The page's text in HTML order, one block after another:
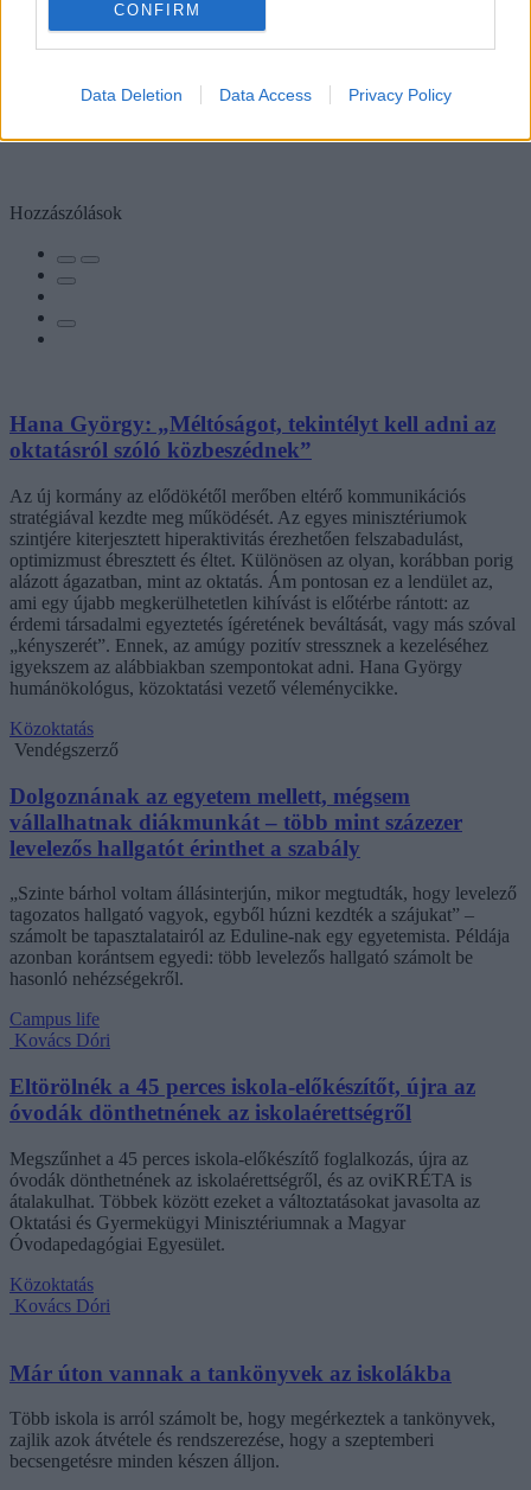
CONFIRM
Data Deletion Data Access Privacy Policy
Hozzászólások
Hana György: „Méltóságot, tekintélyt kell adni az
oktatásról szóló közbeszédnek”
Az új kormány az elődökétől merőben eltérő kommunikációs
stratégiával kezdte meg működését. Az egyes minisztériumok
szintjére kiterjesztett hiperaktivitás érezhetően felszabadulást,
optimizmust ébresztett és éltet. Különösen az olyan, korábban porig
alázott ágazatban, mint az oktatás. Ám pontosan ez a lendület az,
ami egy újabb megkerülhetetlen kihívást is előtérbe rántott: az
érdemi társadalmi egyeztetés ígéretének beváltását, vagy más szóval
„kényszerét”. Ennek, az amúgy pozitív stressznek a kezeléséhez
igyekszem az alábbiakban szempontokat adni. Hana György
humánökológus, közoktatási vezető véleménycikke.
Közoktatás
Vendégszerző
Dolgoznának az egyetem mellett, mégsem
vállalhatnak diákmunkát – több mint százezer
levelezős hallgatót érinthet a szabály
„Szinte bárhol voltam állásinterjún, mikor megtudták, hogy levelező
tagozatos hallgató vagyok, egyből húzni kezdték a szájukat” –
számolt be tapasztalatairól az Eduline-nak egy egyetemista. Példája
azonban korántsem egyedi: több levelezős hallgató számolt be
hasonló nehézségekről.
Campus life
Kovács Dóri
Eltörölnék a 45 perces iskola-előkészítőt, újra az
óvodák dönthetnének az iskolaérettségről
Megszűnhet a 45 perces iskola-előkészítő foglalkozás, újra az
óvodák dönthetnének az iskolaérettségről, és az oviKRÉTA is
átalakulhat. Többek között ezeket a változtatásokat javasolta az
Oktatási és Gyermekügyi Minisztériumnak a Magyar
Óvodapedagógiai Egyesület.
Közoktatás
Kovács Dóri
Már úton vannak a tankönyvek az iskolákba
Több iskola is arról számolt be, hogy megérkeztek a tankönyvek,
zajlik azok átvétele és rendszerezése, hogy a szeptemberi
becsengetésre minden készen álljon.